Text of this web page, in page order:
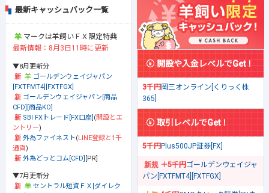
最新キャッシュバック一覧
マークは羊飼いＦＸ限定特典
最新情報：8月3日11時に更新
▼8月更新分
ゴールデンウェイジャパン
[FXTFMT4][FXTFGX]
ゴールデンウェイジャパン[商品
CFD][商品KO]
SBI FXトレード[FX口座] (開設とエ
ントリー)
外為ファイネスト(LINE登録と1千
通貨)
外為どっとコム[CFD] [PR]
▼7月更新分
セントラル短資ＦＸ[ダイレク
開設や入金レベルでGet！
3千円岡三オンライン[くりっく株
365]
取引レベルでGet！
5千円Plus500JP証券[FX]
＋5千円ゴールデンウェイジャ
パン[FXTFMT4][FXTFGX]